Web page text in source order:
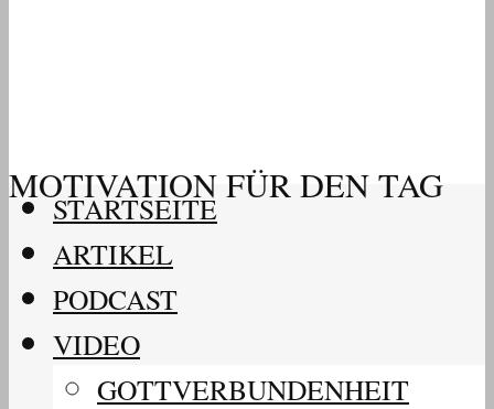
MOTIVATION FÜR DEN TAG
STARTSEITE
ARTIKEL
PODCAST
VIDEO
GOTTVERBUNDENHEIT